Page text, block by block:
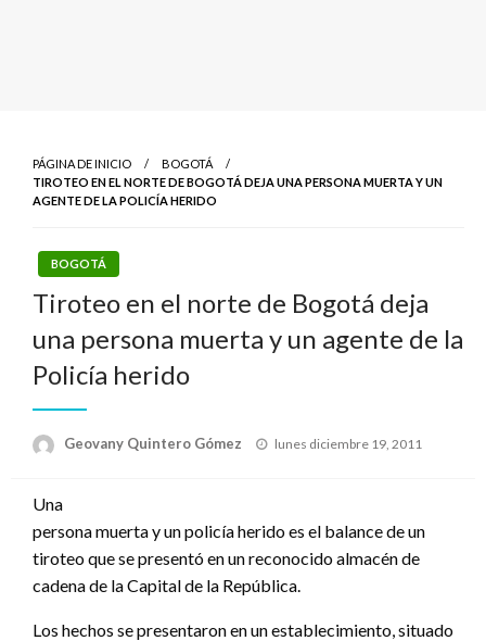
PÁGINA DE INICIO
BOGOTÁ
TIROTEO EN EL NORTE DE BOGOTÁ DEJA UNA PERSONA MUERTA Y UN
AGENTE DE LA POLICÍA HERIDO
BOGOTÁ
Tiroteo en el norte de Bogotá deja
una persona muerta y un agente de la
Policía herido
Geovany Quintero Gómez
Publicado
lunes diciembre 19, 2011
Una
persona muerta y un policía herido es el balance de un
tiroteo que se presentó en un reconocido almacén de
cadena de la Capital de la República.
Los hechos se presentaron en un establecimiento, situado